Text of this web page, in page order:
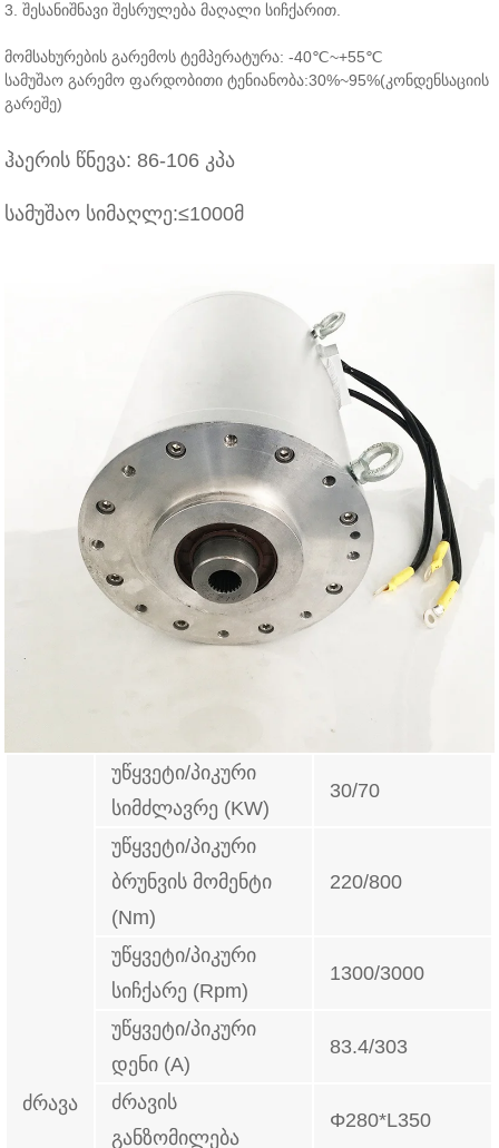
3. შესანიშნავი შესრულება მაღალი სიჩქარით.
მომსახურების გარემოს ტემპერატურა: -40℃~+55℃
სამუშაო გარემო ფარდობითი ტენიანობა:30%~95%(კონდენსაციის
გარეშე)
ჰაერის წნევა: 86-106 კპა
სამუშაო სიმაღლე:≤1000მ
ძრავა
უწყვეტი/პიკური
სიმძლავრე (KW)
30/70
უწყვეტი/პიკური
ბრუნვის მომენტი
(Nm)
220/800
უწყვეტი/პიკური
სიჩქარე (Rpm)
1300/3000
უწყვეტი/პიკური
დენი (A)
83.4/303
ძრავის
განზომილება
Φ280*L350